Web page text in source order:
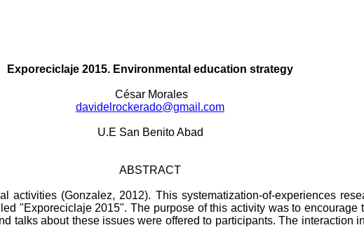
Exporeciclaje 2015. Environmental education strategy
César Morales
davidelrockerado@gmail.com
U.E San Benito Abad
ABSTRACT
activities (Gonzalez, 2012). This systematization-of-experiences
"Exporeciclaje 2015". The purpose of this activity was to
talks about these issues were offered to participants. The interaction